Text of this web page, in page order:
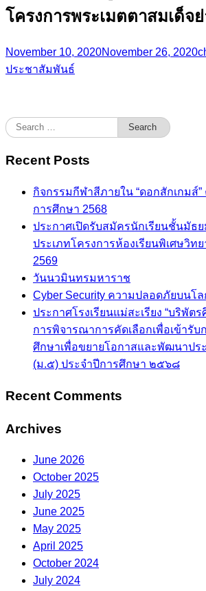
โครงการพระเมตตาสมเด็จ
November 10, 2020November 26, 2020
ประชาสัมพันธ์
Search
Recent Posts
กิจกรรมกีฬาสีภายใน “ดอกสักเกมส์”
การศึกษา 2568
ประกาศเปิดรับสมัครนักเรียนชั้นมัธ
ประเภทโครงการห้องเรียนพิเศษวิท
2569
วันนวมินทรมหาราช
Cyber Security ความปลอดภัยบนโล
ประกาศโรงเรียนแม่สะเรียง “บริพัตร
การพิจารณาการคัดเลือกเพื่อเข้ารั
ศึกษาเพื่อขยายโอกาสและพัฒนาปร
(ม.๕) ประจำปีการศึกษา ๒๕๖๘
Recent Comments
Archives
June 2026
October 2025
July 2025
June 2025
May 2025
April 2025
October 2024
July 2024